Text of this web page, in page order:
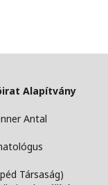
Alapítvány
Antal
Társaság)